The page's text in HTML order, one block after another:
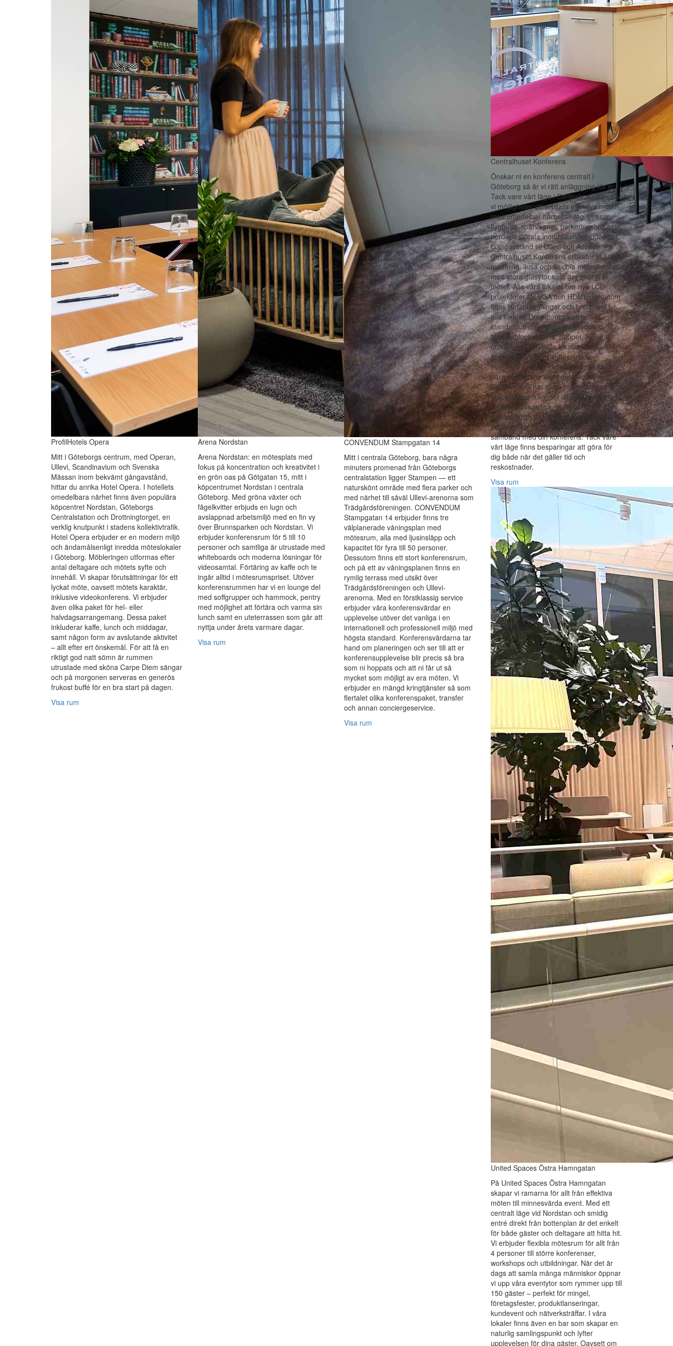
ProfilHotels Opera
Mitt i Göteborgs centrum, med Operan,
Ullevi, Scandinavium och Svenska
Mässan inom bekvämt gångavstånd,
hittar du anrika Hotel Opera. I hotellets
omedelbara närhet finns även populära
köpcentret Nordstan, Göteborgs
Centralstation och Drottningtorget, en
verklig knutpunkt i stadens kollektivtrafik.
Hotel Opera erbjuder er en modern miljö
och ändamålsenligt inredda möteslokaler
i Göteborg. Möbleringen utformas efter
antal deltagare och mötets syfte och
innehåll. Vi skapar förutsättningar för ett
lyckat möte, oavsett mötets karaktär,
inklusive videokonferens. Vi erbjuder
även olika paket för hel- eller
halvdagsarrangemang. Dessa paket
inkluderar kaffe, lunch och middagar,
samt någon form av avslutande aktivitet
– allt efter ert önskemål. För att få en
riktigt god natt sömn är rummen
utrustade med sköna Carpe Diem sängar
och på morgonen serveras en generös
frukost buffé för en bra start på dagen.
Visa rum
Arena Nordstan
Arena Nordstan: en mötesplats med
fokus på koncentration och kreativitet i
en grön oas på Götgatan 15, mitt i
köpcentrumet Nordstan i centrala
Göteborg. Med gröna växter och
fågelkvitter erbjuds en lugn och
avslappnad arbetsmiljö med en fin vy
över Brunnsparken och Nordstan. Vi
erbjuder konferensrum för 5 till 10
personer och samtliga är utrustade med
whiteboards och moderna lösningar för
videosamtal. Förtäring av kaffe och te
ingår alltid i mötesrumspriset. Utöver
konferensrummen har vi en lounge del
med soffgrupper och hammock, pentry
med möjlighet att förtära och varma sin
lunch samt en uteterrassen som går att
nyttja under årets varmare dagar.
Visa rum
CONVENDUM Stampgatan 14
Mitt i centrala Göteborg, bara några
minuters promenad från Göteborgs
centralstation ligger Stampen — ett
naturskönt område med flera parker och
med närhet till såväl Ullevi-arenorna som
Trädgårdsföreningen. CONVENDUM
Stampgatan 14 erbjuder finns tre
välplanerade våningsplan med
mötesrum, alla med ljusinsläpp och
kapacitet för fyra till 50 personer.
Dessutom finns ett stort konferensrum,
och på ett av våningsplanen finns en
rymlig terrass med utsikt över
Trädgårdsföreningen och Ullevi-
arenorna. Med en förstklassig service
erbjuder våra konferensvärdar en
upplevelse utöver det vanliga i en
internationell och professionell miljö med
högsta standard. Konferensvärdarna tar
hand om planeringen och ser till att er
konferensupplevelse blir precis så bra
som ni hoppats och att ni får ut så
mycket som möjligt av era möten. Vi
erbjuder en mängd kringtjänster så som
flertalet olika konferenspaket, transfer
och annan conciergeservice.
Visa rum
Centralhuset Konferens
Önskar ni en konferens centralt i
Göteborg så är vi rätt anläggning för er.
Tack vare vårt läge i Centralstationen har
vi möjligheter att erbjuda effektiva möten
med omedelbar närhet till tåg, bussar,
flygbuss, spårvagnar, parkeringshus och
nordens största inomhusshoppingcenter.
Gångavstånd till Ullevi och Avenyn. På
Centralhuset Konferens erbjuder vi åtta
moderna, ljusa och flexibla möteslokaler
med stora glasytor som ger energi åt
mötet. Alla våra lokaler har nya LCD-
projektorer för VGA och HDMI, dessutom
finns ljudanläggningar och bredband i
alla lokaler. Dessutom givetvis
standardutrustning som whiteboard,
blädderblock, penna, papper, kolsyrat
och stilla vatten i alla lokaler. Vill du
övernatta erbjuder vi designade
hotellrum på First Hotel G som vi har
nära samarbete samt delar entré med.
First Hotel G har även en restaurang i
toppklass som ligger i direkt anslutning till
konferenslokalerna. Vi serverar allt från
frukostfrallan till trerättersmiddagar,
bufféer eller vad helst du kan önska i
samband med din konferens. Tack vare
vårt läge finns besparingar att göra för
dig både när det gäller tid och
reskostnader.
Visa rum
United Spaces Östra Hamngatan
På United Spaces Östra Hamngatan
skapar vi ramarna för allt från effektiva
möten till minnesvärda event. Med ett
centralt läge vid Nordstan och smidig
entré direkt från bottenplan är det enkelt
för både gäster och deltagare att hitta hit.
Vi erbjuder flexibla mötesrum för allt från
4 personer till större konferenser,
workshops och utbildningar. När det är
dags att samla många människor öppnar
vi upp våra eventytor som rymmer upp till
150 gäster – perfekt för mingel,
företagsfester, produktlanseringar,
kundevent och nätverksträffar. I våra
lokaler finns även en bar som skapar en
naturlig samlingspunkt och lyfter
upplevelsen för dina gäster. Oavsett om